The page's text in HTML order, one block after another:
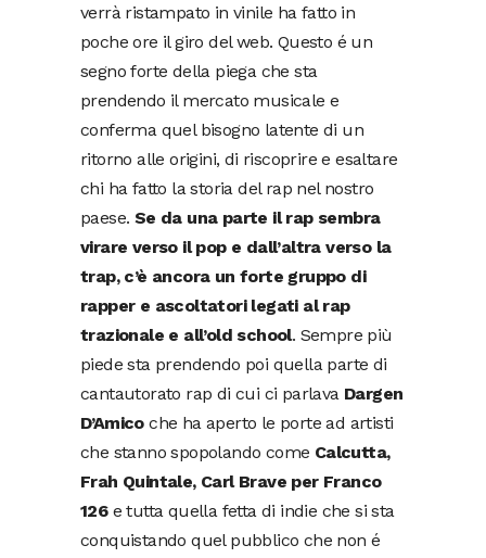
verrà ristampato in vinile ha fatto in
poche ore il giro del web. Questo é un
segno forte della piega che sta
prendendo il mercato musicale e
conferma quel bisogno latente di un
ritorno alle origini, di riscoprire e esaltare
chi ha fatto la storia del rap nel nostro
paese. Se da una parte il rap sembra
virare verso il pop e dall’altra verso la
trap, c’è ancora un forte gruppo di
rapper e ascoltatori legati al rap
trazionale e all’old school. Sempre più
piede sta prendendo poi quella parte di
cantautorato rap di cui ci parlava Dargen
D’Amicoche ha aperto le porte ad artisti
che stanno spopolando come Calcutta,
Frah Quintale, Carl Brave per Franco
126e tutta quella fetta di indie che si sta
conquistando quel pubblico che non é